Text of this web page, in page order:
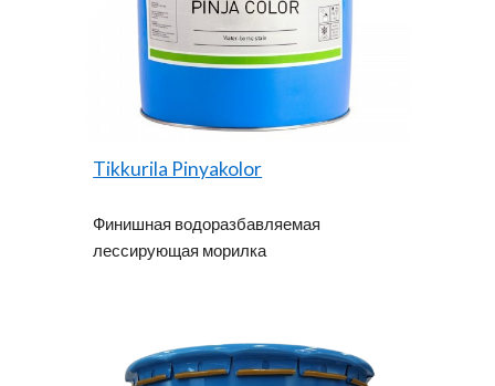
Tikkurila Pinyakolor
Финишная водоразбавляемая
лессирующая морилка